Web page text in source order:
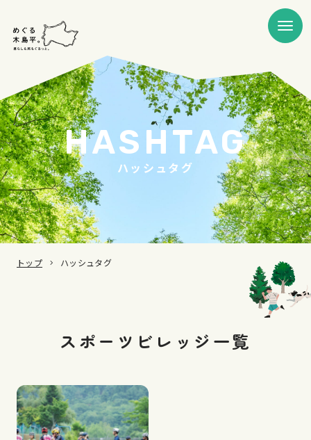
HASHTAG
ハッシュタグ
トップ ハッシュタグ
スポーツビレッジ一覧